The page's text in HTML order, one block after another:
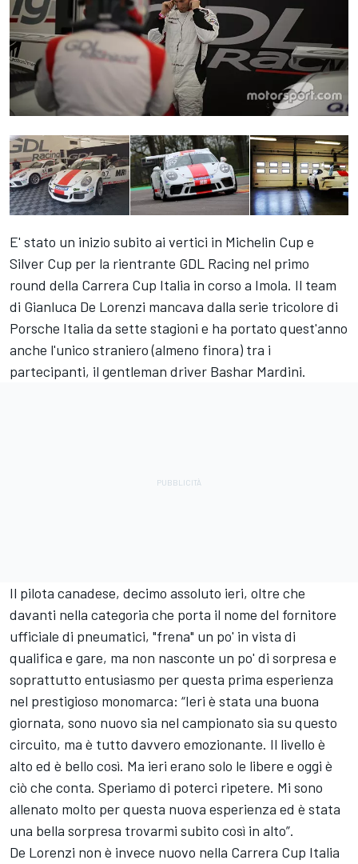
E' stato un inizio subito ai vertici in Michelin Cup e
Silver Cup per la rientrante GDL Racing nel primo
round della Carrera Cup Italia in corso a Imola. Il team
di Gianluca De Lorenzi mancava dalla serie tricolore di
Porsche Italia da sette stagioni e ha portato quest'anno
anche l'unico straniero (almeno finora) tra i
partecipanti, il gentleman driver Bashar Mardini.
Il pilota canadese, decimo assoluto ieri, oltre che
davanti nella categoria che porta il nome del fornitore
ufficiale di pneumatici, "frena" un po' in vista di
qualifica e gare, ma non nasconte un po' di sorpresa e
soprattutto entusiasmo per questa prima esperienza
nel prestigioso monomarca: “Ieri è stata una buona
giornata, sono nuovo sia nel campionato sia su questo
circuito, ma è tutto davvero emozionante. Il livello è
alto ed è bello così. Ma ieri erano solo le libere e oggi è
ciò che conta. Speriamo di poterci ripetere. Mi sono
allenato molto per questa nuova esperienza ed è stata
una bella sorpresa trovarmi subito così in alto”.
De Lorenzi non è invece nuovo nella Carrera Cup Italia